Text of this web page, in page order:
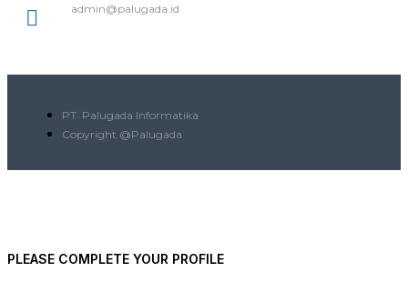
admin@palugada.id
PT. Palugada Informatika
Copyright @Palugada
PLEASE COMPLETE YOUR PROFILE